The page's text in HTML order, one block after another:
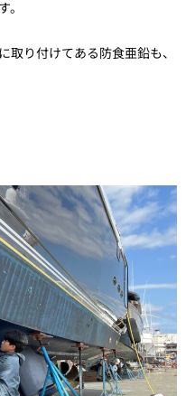
り付けてある防食亜鉛も、